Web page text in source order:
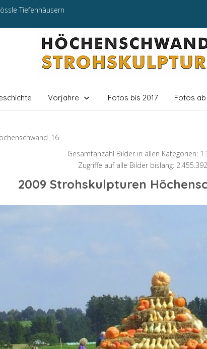
Tiefenhäusern
Vorjahre Fotos bis 2017 Fotos ab
Gesamtanzahl Bilder in allen Kategorien:
Zugriffe auf alle Bilder bislang: 2.455.392
2009 Strohskulpturen